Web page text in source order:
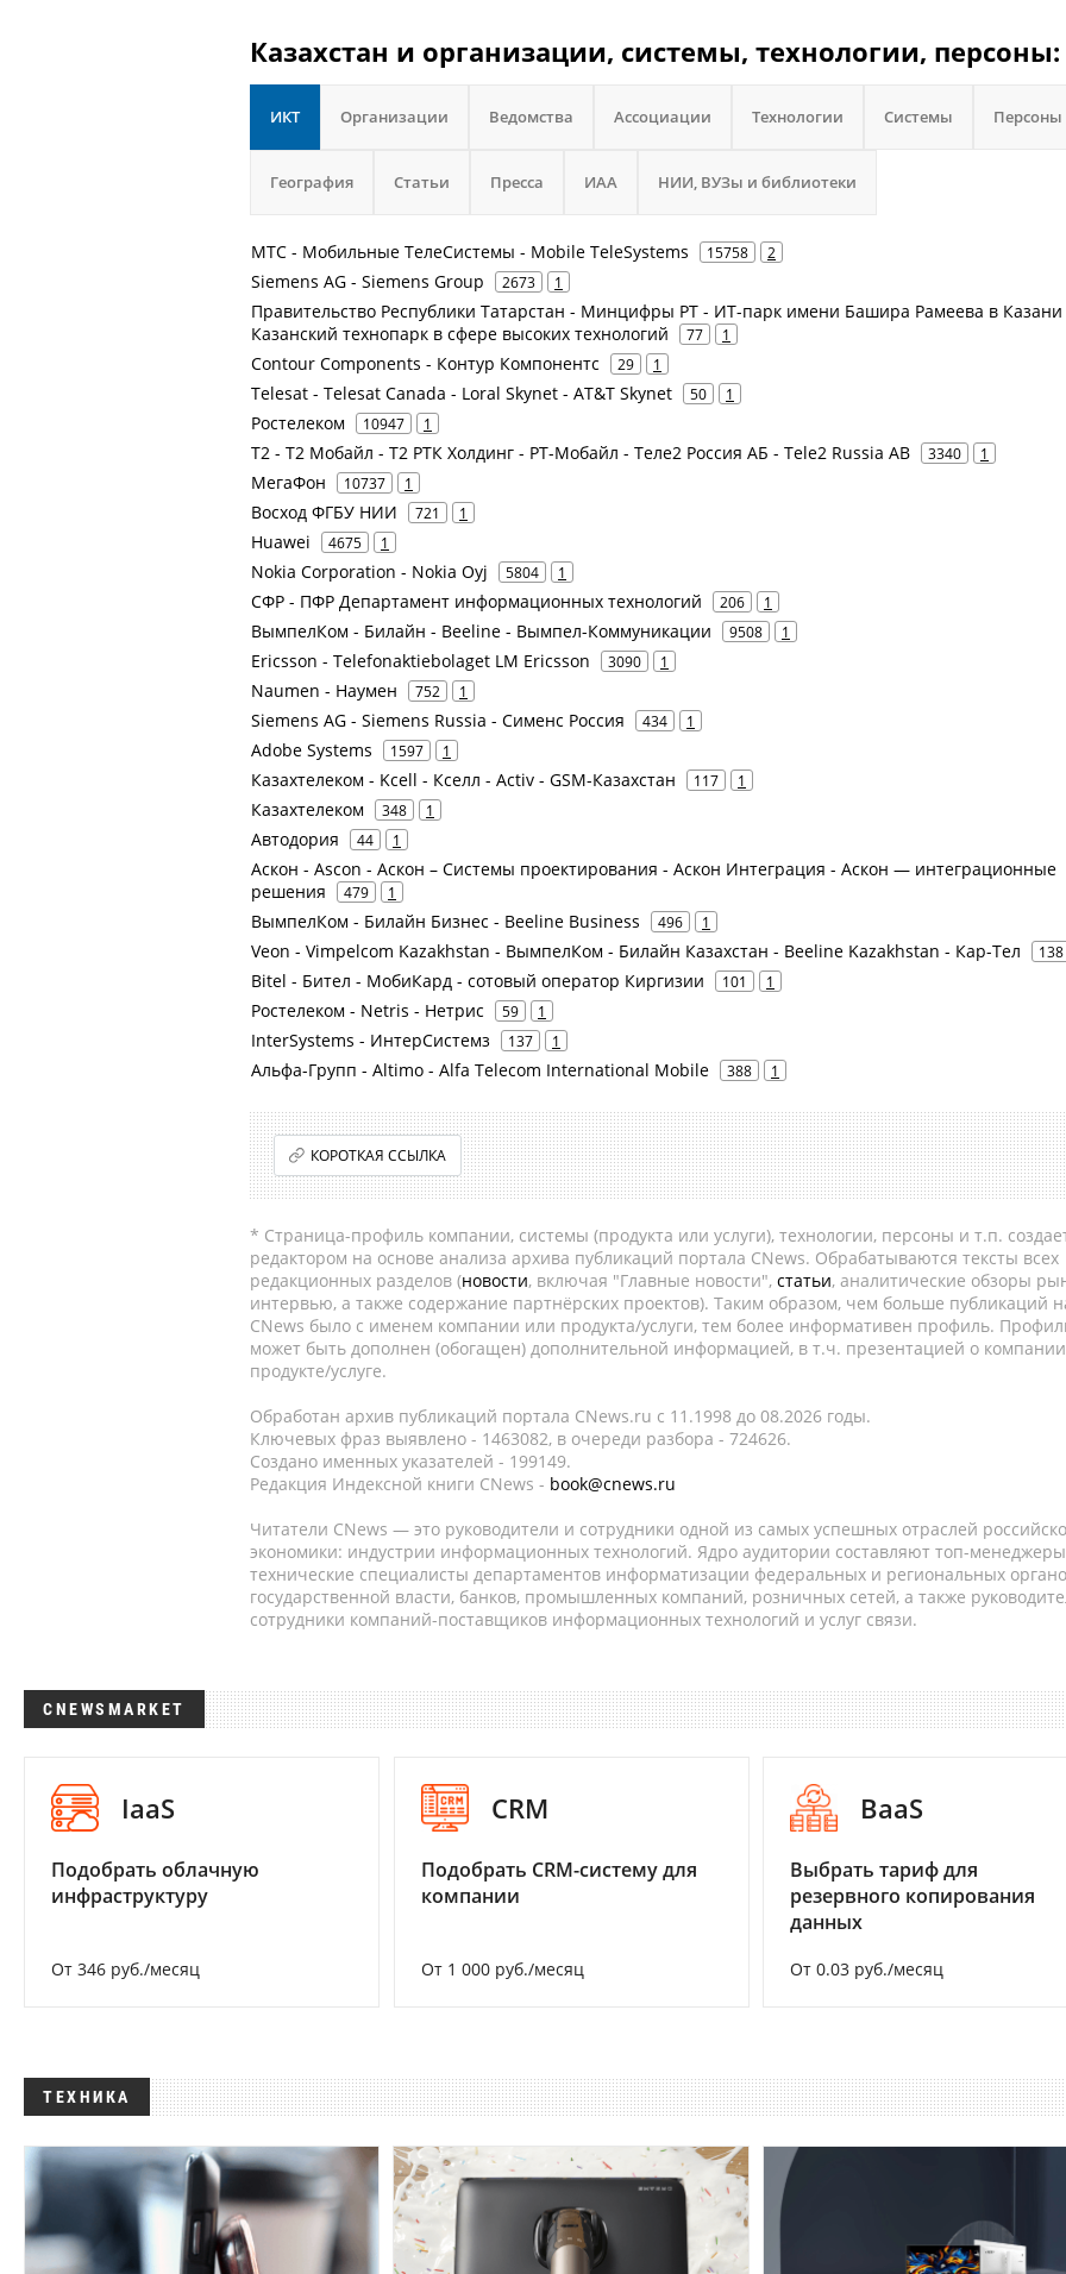
Казахстан и организации, системы, технологии, персоны:
ИКТ Организации Ведомства Ассоциации Технологии Системы Персоны
География Статьи Пресса ИАА НИИ, ВУЗы и библиотеки
МТС - Мобильные ТелеСистемы - Mobile TeleSystems 15758 2
Siemens AG - Siemens Group 2673 1
Правительство Республики Татарстан - Минцифры РТ - ИТ-парк имени Башира Рамеева в
Казанский технопарк в сфере высоких технологий
77 1
Contour Components - Контур Компонентс 29 1
Telesat - Telesat Canada - Loral Skynet - AT&T Skynet 50 1
Ростелеком 10947 1
Т2 - Т2 Мобайл - Т2 РТК Холдинг - РТ-Мобайл - Теле2 Россия АБ - Tele2 Russia AB 3340 1
МегаФон 10737 1
Восход ФГБУ НИИ 721 1
Huawei 4675 1
Nokia Corporation - Nokia Oyj 5804 1
СФР - ПФР Департамент информационных технологий 206 1
ВымпелКом - Билайн - Beeline - Вымпел-Коммуникации 9508 1
Ericsson - Telefonaktiebolaget LM Ericsson 3090 1
Naumen - Наумен 752 1
Siemens AG - Siemens Russia - Сименс Россия 434 1
Adobe Systems 1597 1
Казахтелеком - Kcell - Кселл - Activ - GSM-Казахстан 117 1
Казахтелеком 348 1
Автодория 44 1
Аскон - Ascon - Аскон – Системы проектирования - Аскон Интеграция - Аскон — интеграционные
решения
479 1
ВымпелКом - Билайн Бизнес - Beeline Business 496 1
Veon - Vimpelcom Kazakhstan - ВымпелКом - Билайн Казахстан - Beeline Kazakhstan - Кар-Тел 138
Bitel - Бител - МобиКард - сотовый оператор Киргизии 101 1
Ростелеком - Netris - Нетрис 59 1
InterSystems - ИнтерСистемз 137 1
Альфа-Групп - Altimo - Alfa Telecom International Mobile 388 1
КОРОТКАЯ ССЫЛКА
* Страница-профиль компании, системы (продукта или услуги), технологии, персоны и т.п.
редактором на основе анализа архива публикаций портала CNews. Обрабатываются тексты всех
редакционных разделов (новости, включая "Главные новости", статьи, аналитические обзоры
интервью, а также содержание партнёрских проектов). Таким образом, чем больше публикаций
CNews было с именем компании или продукта/услуги, тем более информативен профиль.
может быть дополнен (обогащен) дополнительной информацией, в т.ч. презентацией о
продукте/услуге.
Обработан архив публикаций портала CNews.ru c 11.1998 до 08.2026 годы.
Ключевых фраз выявлено - 1463082, в очереди разбора - 724626.
Создано именных указателей - 199149.
Редакция Индексной книги CNews - book@cnews.ru
Читатели CNews — это руководители и сотрудники одной из самых успешных отраслей
экономики: индустрии информационных технологий. Ядро аудитории составляют топ-
технические специалисты департаментов информатизации федеральных и региональных
государственной власти, банков, промышленных компаний, розничных сетей, а также
сотрудники компаний-поставщиков информационных технологий и услуг связи.
CNEWSMARKET
IaaS
Подобрать облачную
инфраструктуру
От 346 руб./месяц
CRM
Подобрать CRM-систему для
компании
От 1 000 руб./месяц
BaaS
Выбрать тариф для
резервного копирования
данных
От 0.03 руб./месяц
ТЕХНИКА